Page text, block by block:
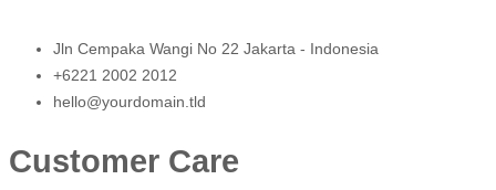
Jln Cempaka Wangi No 22 Jakarta - Indonesia
+6221 2002 2012
hello@yourdomain.tld
Customer Care